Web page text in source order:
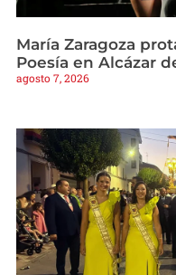
María Zaragoza
Poesía en Alcázar
agosto 7, 2026